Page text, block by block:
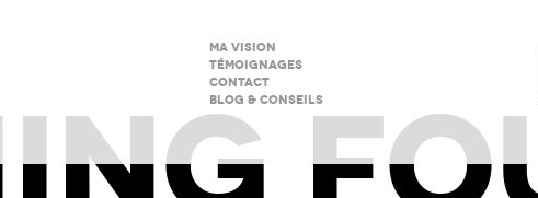
MA VISION
TÉMOIGNAGES
CONTACT
BLOG & CONSEILS